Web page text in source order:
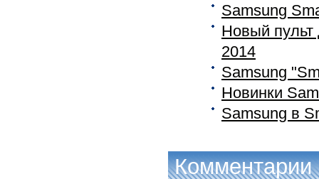
Samsung
Новый пульт
2014
Samsung
Новинки
Samsung в
Комментарии